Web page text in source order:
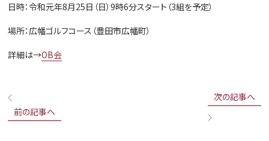
日時：令和元年8月25日（日）9時6分スタート（3組を予定）
場所：広幡ゴルフコース（豊田市広幡町）
詳細は→OB会
前の記事へ
次の記事へ